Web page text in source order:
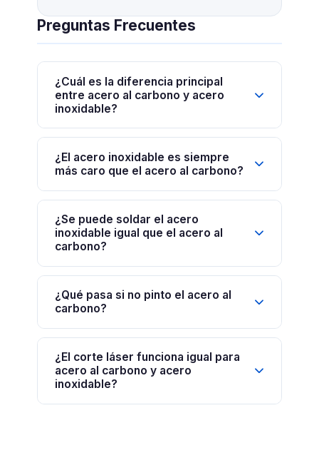
Preguntas Frecuentes
¿Cuál es la diferencia principal
entre acero al carbono y acero
inoxidable?
¿El acero inoxidable es siempre
más caro que el acero al carbono?
¿Se puede soldar el acero
inoxidable igual que el acero al
carbono?
¿Qué pasa si no pinto el acero al
carbono?
¿El corte láser funciona igual para
acero al carbono y acero
inoxidable?